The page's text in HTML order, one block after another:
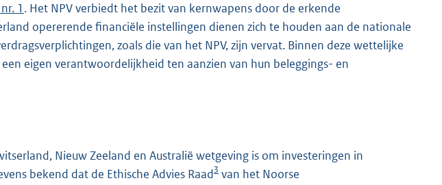
1 . Het NPV verbiedt het bezit van kernwapens door de erkende
opererende financiële instellingen dienen zich te houden aan de nationale
zoals die van het NPV, zijn vervat. Binnen deze wettelijke
eigen verantwoordelijkheid ten aanzien van hun beleggings- en
Nieuw Zeeland en Australië wetgeving is om investeringen in
bekend dat de Ethische Advies Raad3 van het Noorse